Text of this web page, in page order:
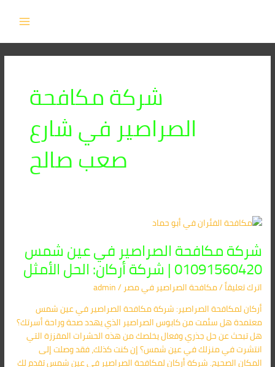
شركة مكافحة
الصراصير في شارع
صعب صالح
شركة مكافحة الصراصير في عين شمس
01091560420 | شركة أركان: الحل الأمثل
اترك تعليقاً/مكافحة الصراصير​ في مصر/
admin
أركان لمكافحة الصراصير: شركة مكافحة الصراصير في عين شمس
معتمدة هل سئمت من كابوس الصراصير الذي يهدد صحة وراحة أسرتك؟
هل تبحث عن حل جذري وفعال يخلصك من هذه الحشرات المقززة التي
انتشرت في منزلك في عين شمس؟ إن كنت كذلك، فقد وصلت إلى
المكان الصحيح. شركة أركان لمكافحة الصراصير في عين شمس تقدم لك
شركة
الصراصير
في
عين
شمس
01091560420
|
شركة
أركان:
الحل